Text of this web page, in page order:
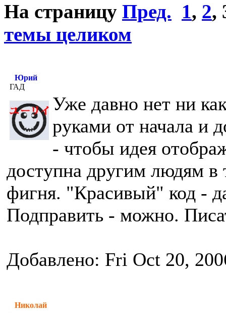
На страницу Пред. 1, 2,
темы целиком
Юрий
ГАД
Уже давно нет ни
руками от начала и
- чтобы идея
доступна другим людям в
фигня. "Красивый" код -
Подправить - можно.
Добавлено: Fri Oct 20,
Николай